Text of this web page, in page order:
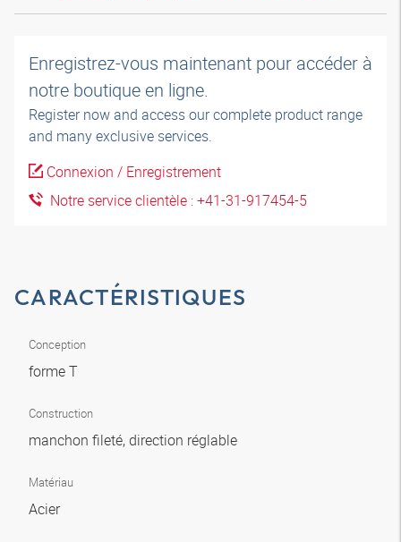
Enregistrez-vous maintenant pour accéder à
notre boutique en ligne.
Register now and access our complete product range
and many exclusive services.
Connexion / Enregistrement
Notre service clientèle : +41-31-917454-5
CARACTÉRISTIQUES
Conception
forme T
Construction
manchon fileté, direction réglable
Matériau
Acier